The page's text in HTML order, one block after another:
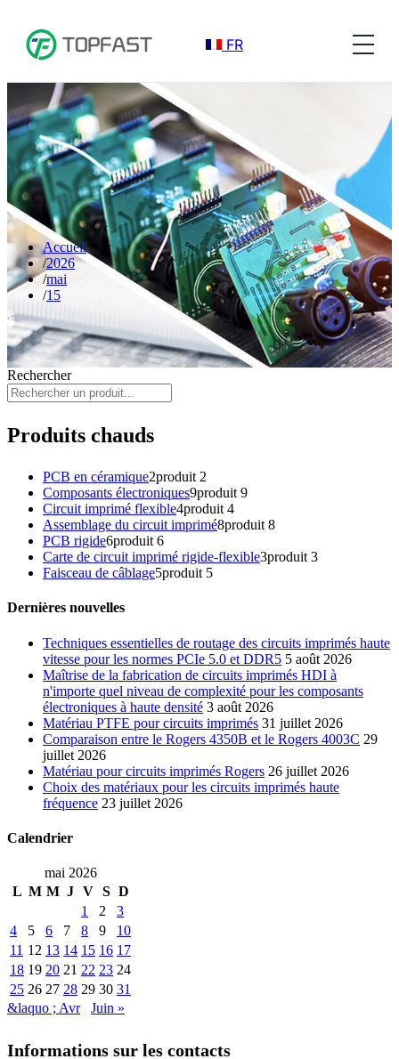
FR
Accueil
2026
mai
15
Rechercher
Produits chauds
PCB en céramique2produit 2
Composants électroniques9produit 9
Circuit imprimé flexible4produit 4
Assemblage du circuit imprimé8produit 8
PCB rigide6produit 6
Carte de circuit imprimé rigide-flexible3produit 3
Faisceau de câblage5produit 5
Dernières nouvelles
Techniques essentielles de routage des circuits imprimés haute
vitesse pour les normes PCIe 5.0 et DDR5 5 août 2026
Maîtrise de la fabrication de circuits imprimés HDI à
n'importe quel niveau de complexité pour les composants
électroniques à haute densité 3 août 2026
Matériau PTFE pour circuits imprimés 31 juillet 2026
Comparaison entre le Rogers 4350B et le Rogers 4003C 29
juillet 2026
Matériau pour circuits imprimés Rogers 26 juillet 2026
Choix des matériaux pour les circuits imprimés haute
fréquence 23 juillet 2026
Calendrier
mai 2026
L M M J V S D
1
2
3
4
5 6 7 8 9
10
11 12 13 14 15 16 17
18 19 20 21 22 23 24
25 26 27 28 29 30 31
&laquo ; Avr
Juin »
Informations sur les contacts